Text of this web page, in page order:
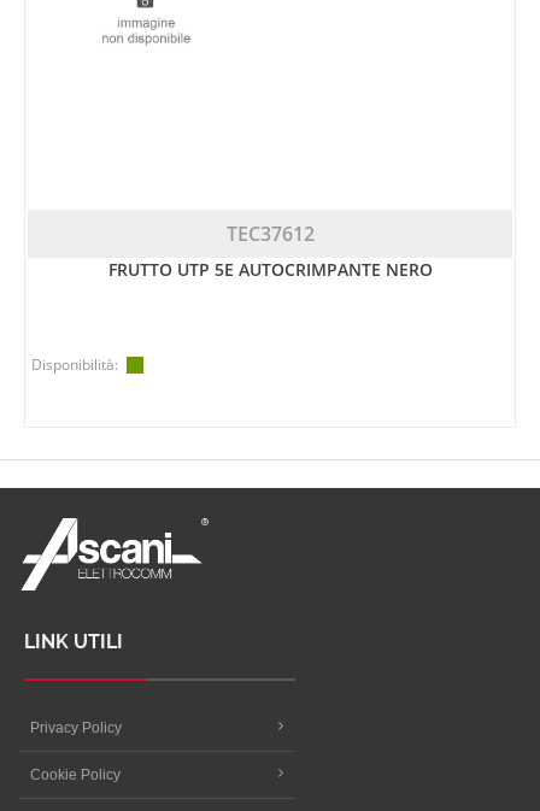
TEC37612
FRUTTO UTP 5E AUTOCRIMPANTE NERO
Disponibilità:
LINK UTILI
Privacy Policy
Cookie Policy